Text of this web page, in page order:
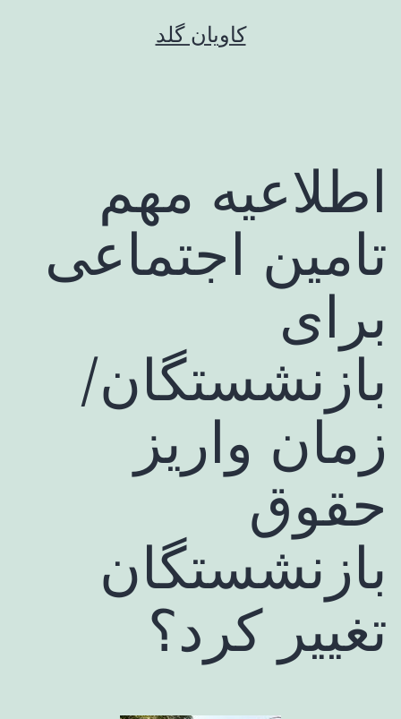
کاویان گلد
اطلاعیه مهم
تامین اجتماعی
برای
بازنشستگان/
زمان‌ واریز
حقوق
بازنشستگان
تغییر کرد؟